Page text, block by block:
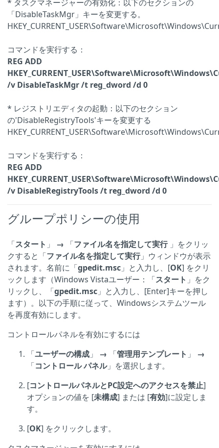
* タスクマネージャーの有効化：以下のセクションの
「DisableTaskMgr」キーを変更する。
コマンドを実行する：
REG ADD
/v DisableTaskMgr /t reg_dword /d 0
* レジストリエディタの起動：以下のセクション
の'DisableRegistryTools'キーを変更する
コマンドを実行する：
REG ADD
/v DisableRegistryTools /t reg_dword /d 0
グループポリシーの使用
「スタート 」 → 「ファイル名を指定して実行」をクリッ
クすると「ファイル名を指定して実行」ウィンドウが表示
されます。名前に「gpedit.msc 」と入力し、[OK] をクリ
ックします（Windows Vistaユーザー：「スタート 」をク
リックし、「gpedit.msc 」と入力し、[Enter]キーを押し
ます）。以下の手順に従って、Windowsシステムツール
を再度有効にします。
コントロールパネルを有効にするには
「ユーザーの構成 」 → 「管理用テンプレート 」 →
「コントロール パネル」を選択します。
[コントロールパネルとPC設定へのアクセスを禁止]
オプションの値を [未構成] または [有効]に設定しま
す。
[OK] をクリックします。